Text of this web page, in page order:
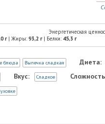
Энергетическая
г| Жиры: 93,2 г| Белки: 45,3 г
блюда Выпечка сладкая
Диета:
Вкус: Сладкое